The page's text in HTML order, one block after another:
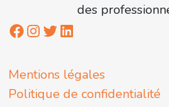
des
Mentions légales
Politique de confidentialité